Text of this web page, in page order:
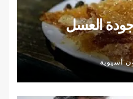
العسل
آسيوية